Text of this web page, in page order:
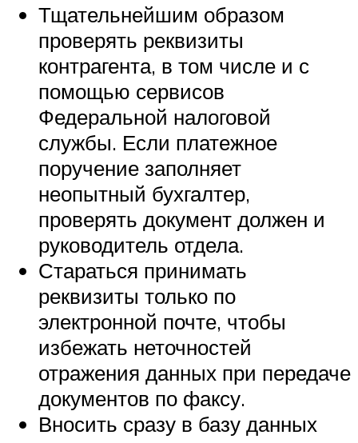
Тщательнейшим образом
проверять реквизиты
контрагента, в том числе и с
помощью сервисов
Федеральной налоговой
службы. Если платежное
поручение заполняет
неопытный бухгалтер,
проверять документ должен и
руководитель отдела.
Стараться принимать
реквизиты только по
электронной почте, чтобы
избежать неточностей
отражения данных при передаче
документов по факсу.
Вносить сразу в базу данных